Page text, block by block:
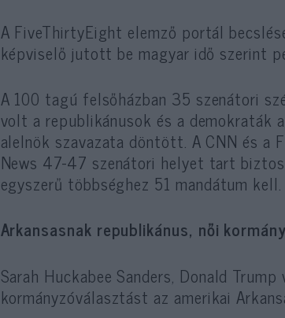
A FiveThirtyEight elemző portál
képviselő jutott be magyar idő szerint
A 100 tagú felsőházban 35 szenátori
volt a republikánusok és a demokraták
alelnök szavazata döntött. A CNN és a
News 47-47 szenátori helyet tart
egyszerű többséghez 51 mandátum kell.
Arkansasnak republikánus, női
Sarah Huckabee Sanders, Donald
kormányzóválasztást az amerikai